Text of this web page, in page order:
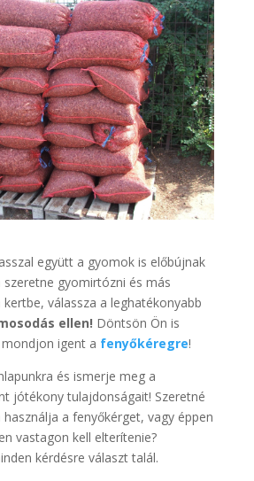
együtt a gyomok is előbújnak
szeretne gyomirtózni és más
válassza a leghatékonyabb
ellen! Döntsön Ön is
igent a fenyőkéregre!
és ismerje meg a
jótékony tulajdonságait! Szeretné
a fenyőkérget, vagy éppen
vastagon kell elterítenie?
kérdésre választ talál.